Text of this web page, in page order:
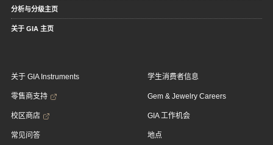
分析与分级主页
关于 GIA 主页
关于 GIA Instruments
零售商支持
校区商店
常见问答
学生消费者信息
Gem & Jewelry Careers
GIA 工作机会
地点